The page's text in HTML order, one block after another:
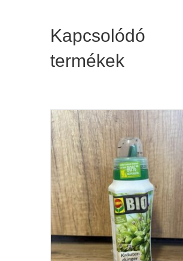
Kapcsolódó
termékek